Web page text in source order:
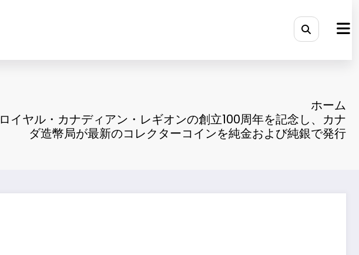
ホーム
ロイヤル・カナディアン・レギオンの創立100周年を記念し、カナ
ダ造幣局が最新のコレクターコインを純金および純銀で発行